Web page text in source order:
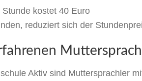
kostet 40 Euro
reduziert sich der
Aktiv sind Muttersprachler